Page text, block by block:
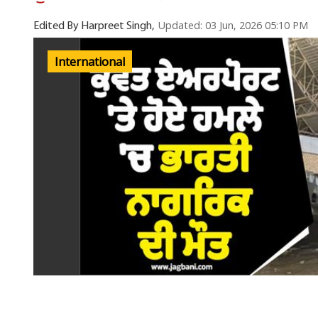
Edited By Harpreet Singh, Updated: 03 Jun, 2026 05:10 PM
International